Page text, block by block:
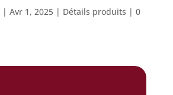
| Avr 1, 2025| Détails produits | 0